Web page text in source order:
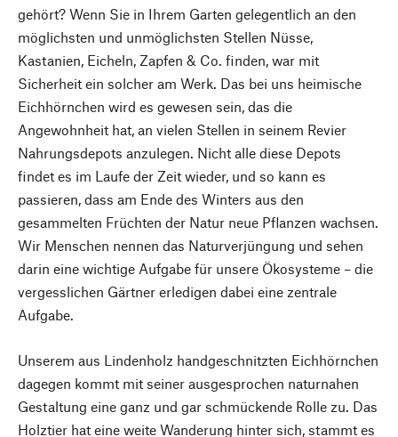
gehört? Wenn Sie in Ihrem Garten gelegentlich an den
möglichsten und unmöglichsten Stellen Nüsse,
Kastanien, Eicheln, Zapfen & Co. finden, war mit
Sicherheit ein solcher am Werk. Das bei uns heimische
Eichhörnchen wird es gewesen sein, das die
Angewohnheit hat, an vielen Stellen in seinem Revier
Nahrungsdepots anzulegen. Nicht alle diese Depots
findet es im Laufe der Zeit wieder, und so kann es
passieren, dass am Ende des Winters aus den
gesammelten Früchten der Natur neue Pflanzen wachsen.
Wir Menschen nennen das Naturverjüngung und sehen
darin eine wichtige Aufgabe für unsere Ökosysteme – die
vergesslichen Gärtner erledigen dabei eine zentrale
Aufgabe.
Unserem aus Lindenholz handgeschnitzten Eichhörnchen
dagegen kommt mit seiner ausgesprochen naturnahen
Gestaltung eine ganz und gar schmückende Rolle zu. Das
Holztier hat eine weite Wanderung hinter sich, stammt es